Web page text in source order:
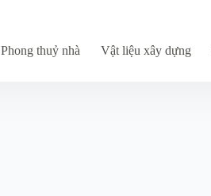
Phong thuỷ nhà Vật liệu xây dựng